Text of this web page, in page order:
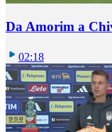
Da Amorim a
02:18